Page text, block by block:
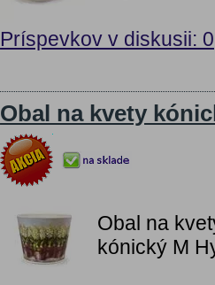
Príspevkov v diskusii: 0
Obal na kvety
Obal na
kónický M